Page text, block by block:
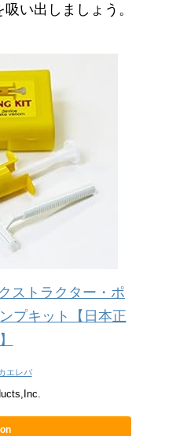
吸い出しましょう。
ストラクター・ポ
プキット【日本正
エレバ